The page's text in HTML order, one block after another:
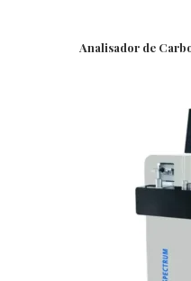
Analisador de